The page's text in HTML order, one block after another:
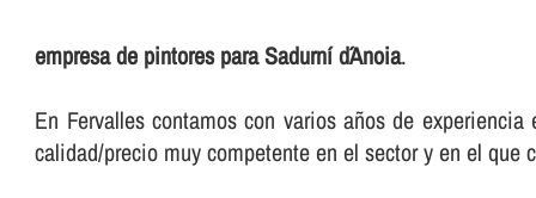
empresa de pintores para Sadurní d´Anoia.
En Fervalles contamos con varios años de
calidad/precio muy competente en el sector y en el que